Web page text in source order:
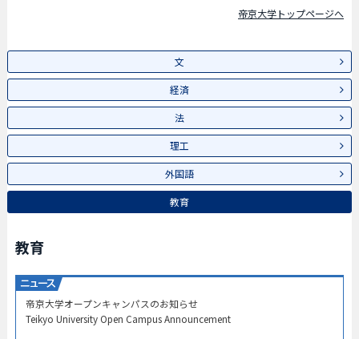
帝京大学トップページへ
文
経済
法
理工
外国語
教育
教育
帝京大学オープンキャンパスのお知らせ​
Teikyo University Open Campus Announcement​